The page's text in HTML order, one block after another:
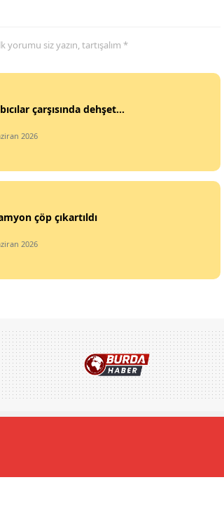
siz yazın, tartışalım *
çarşısında dehşet...
2026
çöp çıkartıldı
2026